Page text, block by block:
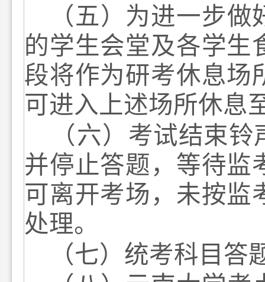
（五） 为进一步做
的学生会堂及各学生
段将作为研考休息场
可进入 上述场所休息
（六） 考试结束铃
并停止答题，等待监
可离开考场，未按监
处理。
（七） 统考科目答